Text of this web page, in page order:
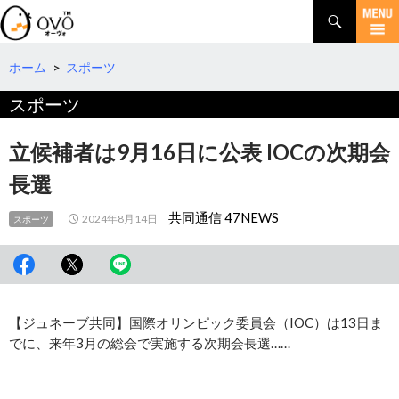
検
索
コ
テ
へ
移
動
ホーム > スポーツ
スポーツ
立候補者は9月16日に公表 IOCの次期会
長選
スポーツ 2024年8月14日 共同通信 47NEWS
【ジュネーブ共同】国際オリンピック委員会（IOC）は13日ま
でに、来年3月の総会で実施する次期会長選……